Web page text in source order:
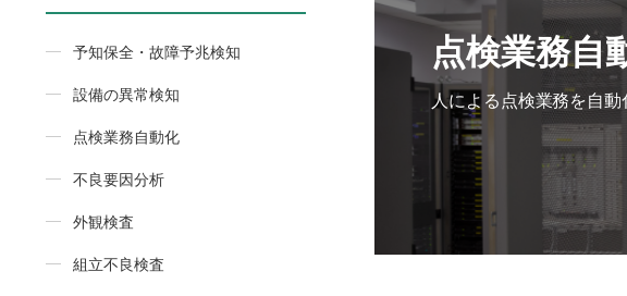
点検業務自
人による点検業務を自
予知保全・故障予兆検知
設備の異常検知
点検業務自動化
不良要因分析
外観検査
組立不良検査